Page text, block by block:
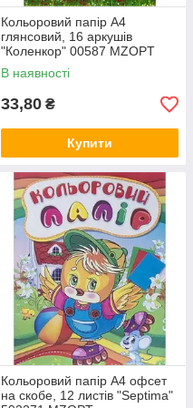
Кольоровий папір А4
глянсовий, 16 аркушів
"Коленкор" 00587 MZOPT
В наявності
33,80 ₴
Купити
Кольоровий папір А4 офсет
на скобе, 12 листів "Septima"